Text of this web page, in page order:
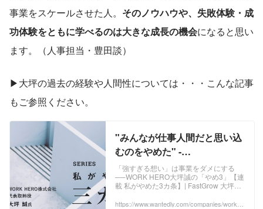
事業をスケールさせた人。 そのノウハウや、失敗体験・成
功体験をともに学べるのは大きな成長の機会になると思い
ます。（人事担当・豊田談）
▶︎大坪の過去の経験や人間性については・・・こんな記事
もご参照ください。
"みんなが仕事人間だと思い込
むのをやめた" -
FastGrow「私がやめた三ヵ
条」にCEO大坪が登場！ |
WORK HERO株式会社
「強すぎる想い」は事業をダメにする
──WORK HERO大坪誠の「やめ3」【連
載 私がやめた3カ条】| FastGrow 大坪氏
進化」に対するただならぬ関心がある。
https://www.wantedly.com/companies/workhe